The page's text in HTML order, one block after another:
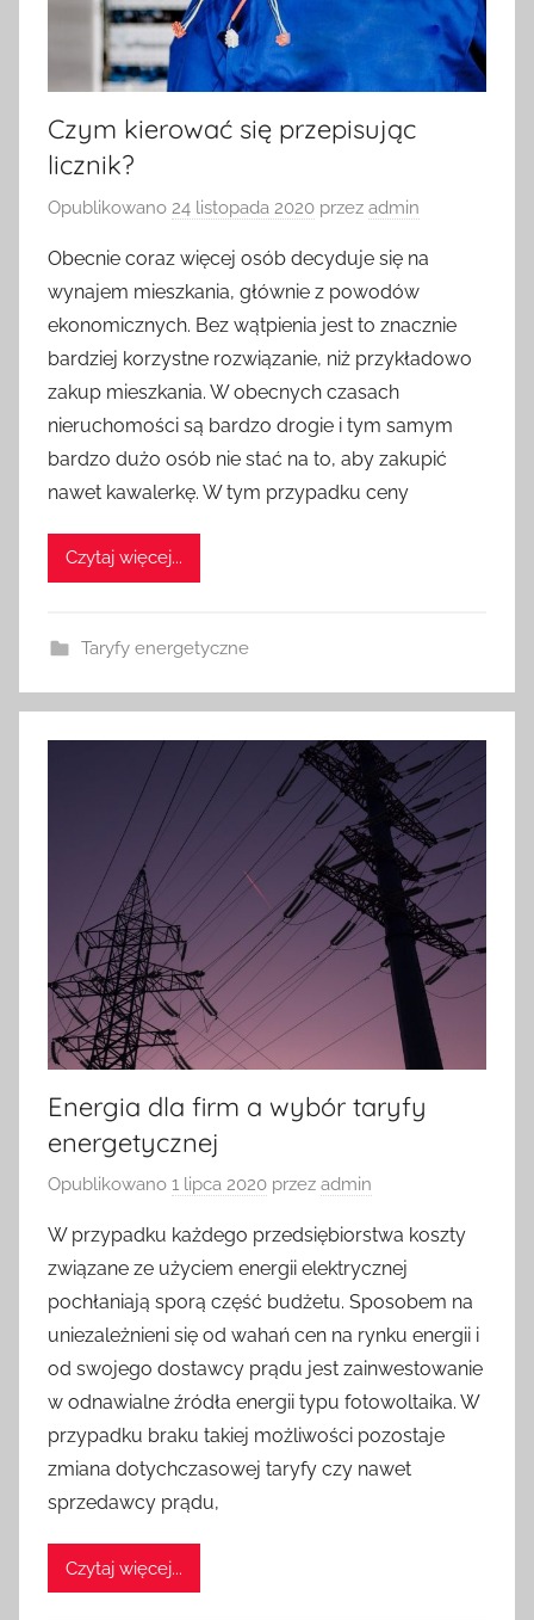
Czym kierować się przepisując
licznik?
Opublikowano 24 listopada 2020 przez admin
Obecnie coraz więcej osób decyduje się na
wynajem mieszkania, głównie z powodów
ekonomicznych. Bez wątpienia jest to znacznie
bardziej korzystne rozwiązanie, niż przykładowo
zakup mieszkania. W obecnych czasach
nieruchomości są bardzo drogie i tym samym
bardzo dużo osób nie stać na to, aby zakupić
nawet kawalerkę. W tym przypadku ceny
Czytaj więcej...
Taryfy energetyczne
Energia dla firm a wybór taryfy
energetycznej
Opublikowano 1 lipca 2020 przez admin
W przypadku każdego przedsiębiorstwa koszty
związane ze użyciem energii elektrycznej
pochłaniają sporą część budżetu. Sposobem na
uniezależnieni się od wahań cen na rynku energii i
od swojego dostawcy prądu jest zainwestowanie
w odnawialne źródła energii typu fotowoltaika. W
przypadku braku takiej możliwości pozostaje
zmiana dotychczasowej taryfy czy nawet
sprzedawcy prądu,
Czytaj więcej...